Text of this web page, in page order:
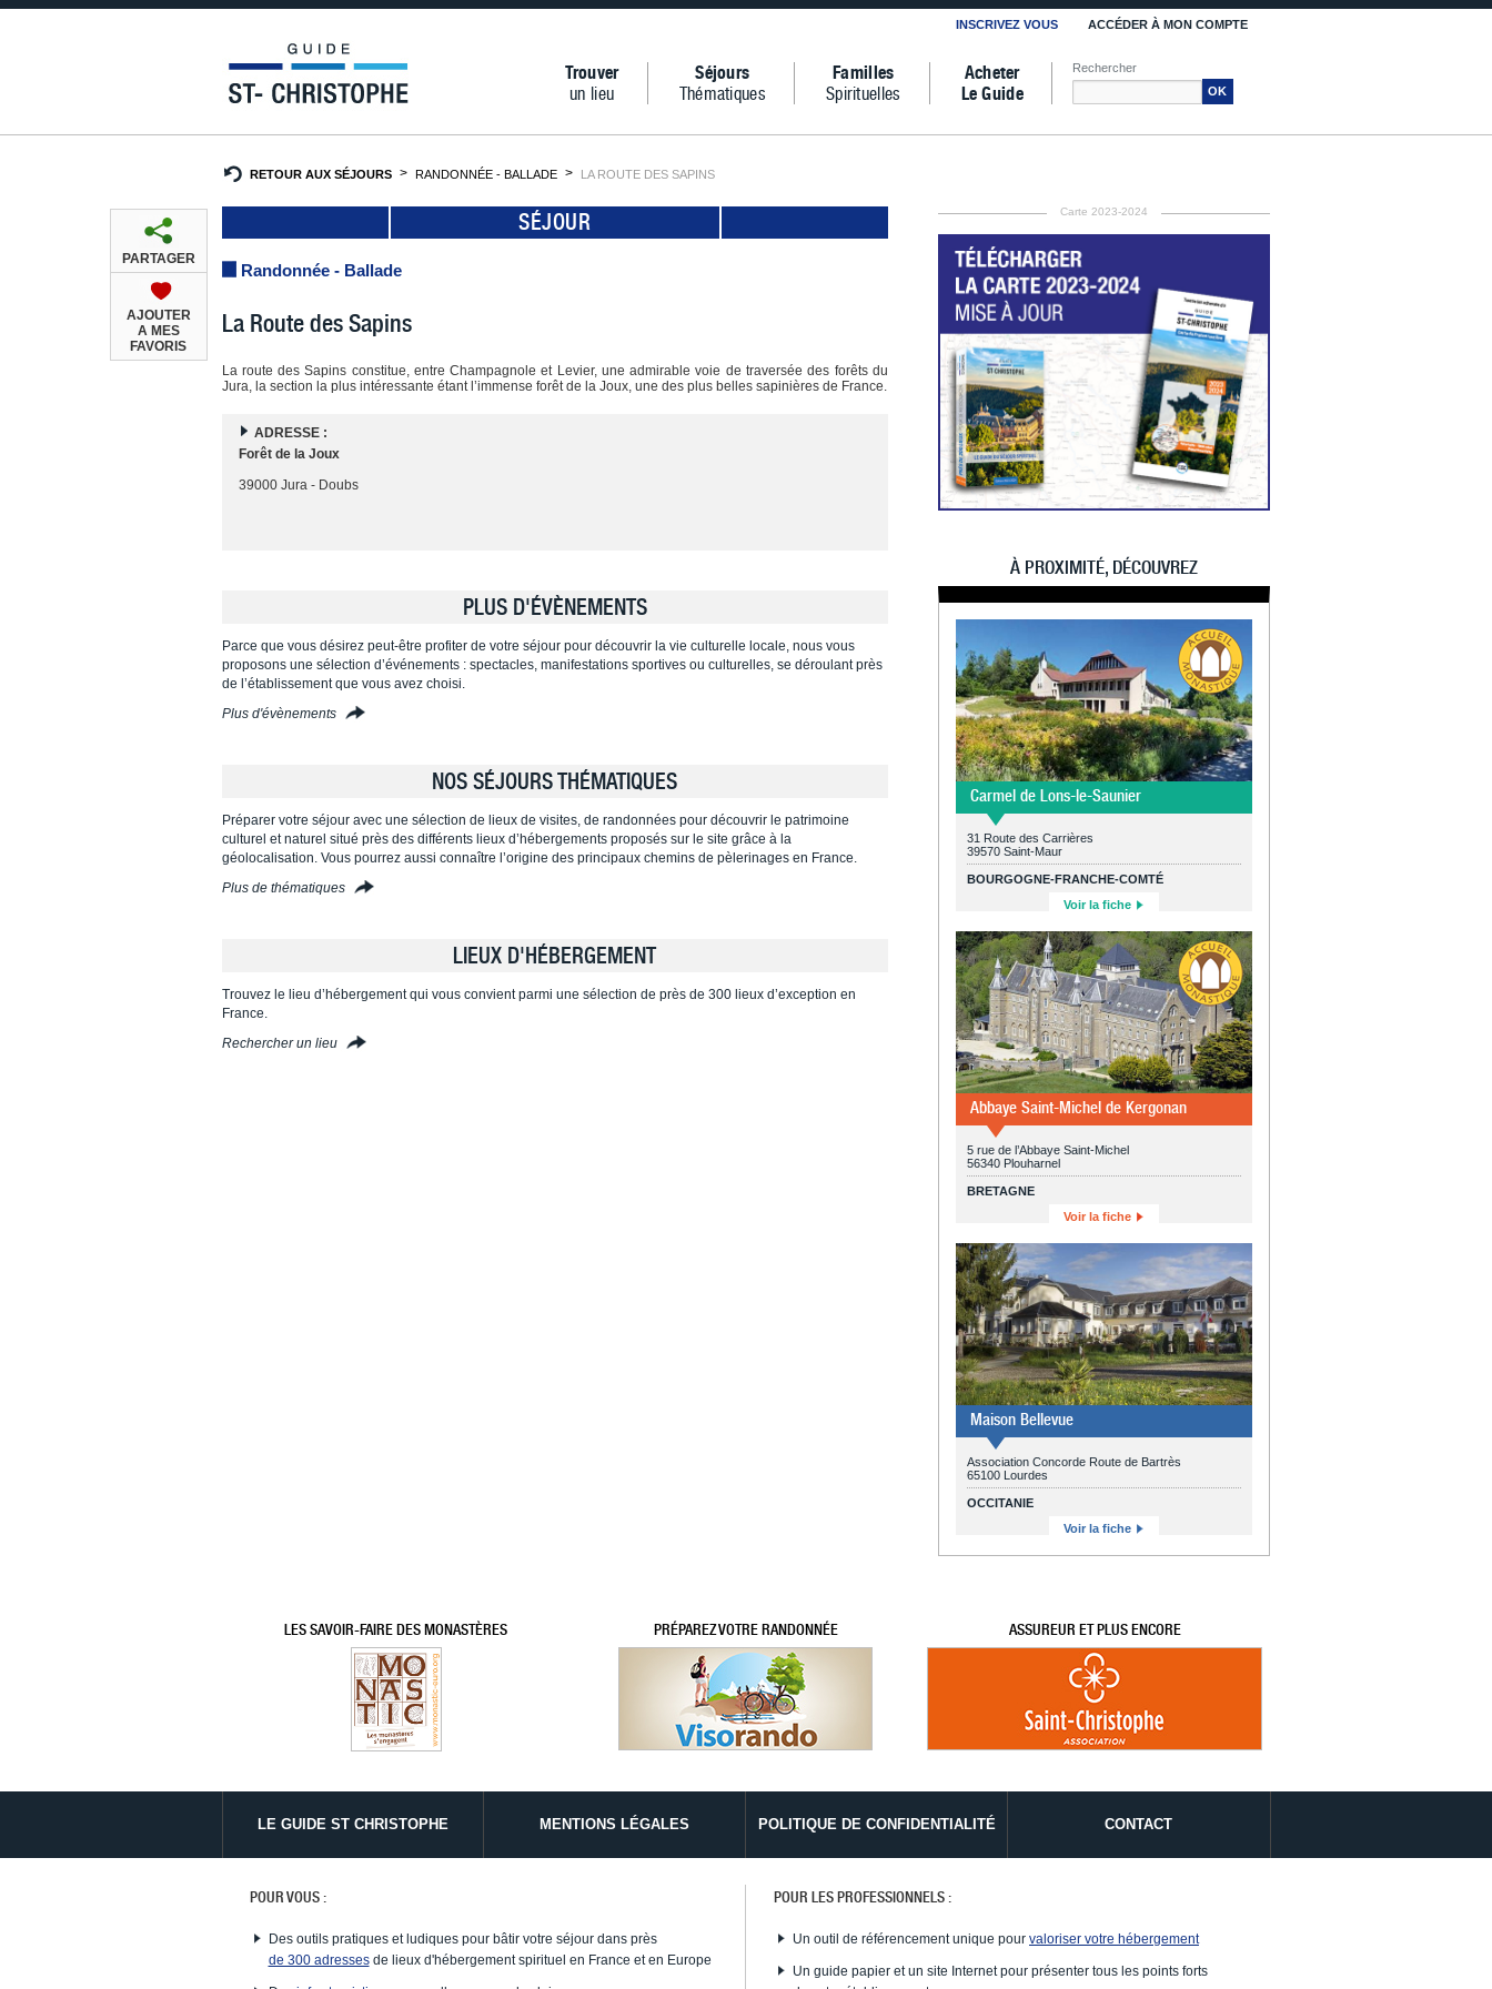
INSCRIVEZ VOUS ACCÉDER À MON COMPTE
Trouver
un lieu
Séjours
Thématiques
Familles
Spirituelles
Acheter
Le Guide
Rechercher
OK
RETOUR AUX SÉJOURS RANDONNÉE - BALLADE LA ROUTE DES SAPINS
SÉJOUR
Randonnée - Ballade
La Route des Sapins
La route des Sapins constitue, entre Champagnole et Levier, une admirable voie de traversée des forêts du
Jura, la section la plus intéressante étant l’immense forêt de la Joux, une des plus belles sapinières de France.
ADRESSE :
Forêt de la Joux
39000 Jura - Doubs
PLUS D'ÉVÈNEMENTS
Parce que vous désirez peut-être profiter de votre séjour pour découvrir la vie culturelle locale, nous vous
proposons une sélection d’événements : spectacles, manifestations sportives ou culturelles, se déroulant près
de l’établissement que vous avez choisi.
Plus d'évènements
NOS SÉJOURS THÉMATIQUES
Préparer votre séjour avec une sélection de lieux de visites, de randonnées pour découvrir le patrimoine
culturel et naturel situé près des différents lieux d’hébergements proposés sur le site grâce à la
géolocalisation. Vous pourrez aussi connaître l’origine des principaux chemins de pèlerinages en France.
Plus de thématiques
LIEUX D'HÉBERGEMENT
Trouvez le lieu d’hébergement qui vous convient parmi une sélection de près de 300 lieux d’exception en
France.
Rechercher un lieu
PARTAGER
AJOUTER
A MES
FAVORIS
Carte 2023-2024
À PROXIMITÉ, DÉCOUVREZ
Carmel de Lons-le-Saunier
31 Route des Carrières
39570 Saint-Maur
BOURGOGNE-FRANCHE-COMTÉ
Voir la fiche
Abbaye Saint-Michel de Kergonan
5 rue de l’Abbaye Saint-Michel
56340 Plouharnel
BRETAGNE
Voir la fiche
Maison Bellevue
Association Concorde Route de Bartrès
65100 Lourdes
OCCITANIE
Voir la fiche
LES SAVOIR-FAIRE DES MONASTÈRES PRÉPAREZ VOTRE RANDONNÉE ASSUREUR ET PLUS ENCORE
LE GUIDE ST CHRISTOPHE MENTIONS LÉGALES POLITIQUE DE CONFIDENTIALITÉ CONTACT
POUR VOUS :
Des outils pratiques et ludiques pour bâtir votre séjour dans près
de 300 adressesde lieux d'hébergement spirituel en France et en Europe
POUR LES PROFESSIONNELS :
Un outil de référencement unique pour valoriser votre hébergement
Un guide papier et un site Internet pour présenter tous les points forts